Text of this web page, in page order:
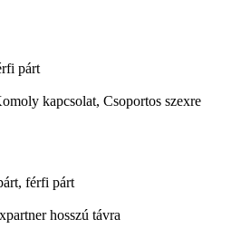
párt
kapcsolat, Csoportos szexre
férfi párt
hosszú távra